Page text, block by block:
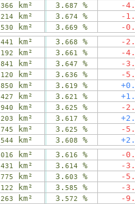
366 km² 3. 687 % -4 .
214 km² 3. 674 % -1 .
530 km² 3. 669 % -0 .
441 km² 3. 668 % -2 .
192 km² 3. 661 % -4 .
841 km² 3. 647 % -3 .
120 km² 3. 636 % -5 .
850 km² 3. 619 % +0 .
427 km² 3. 621 % +1 .
940 km² 3. 625 % -2 .
203 km² 3. 617 % +2 .
745 km² 3. 625 % -5 .
544 km² 3. 608 % +2 .
016 km² 3. 616 % -0 .
431 km² 3. 614 % -3 .
775 km² 3. 603 % -5 .
122 km² 3. 585 % -3 .
263 km² 3. 572 % -9 .